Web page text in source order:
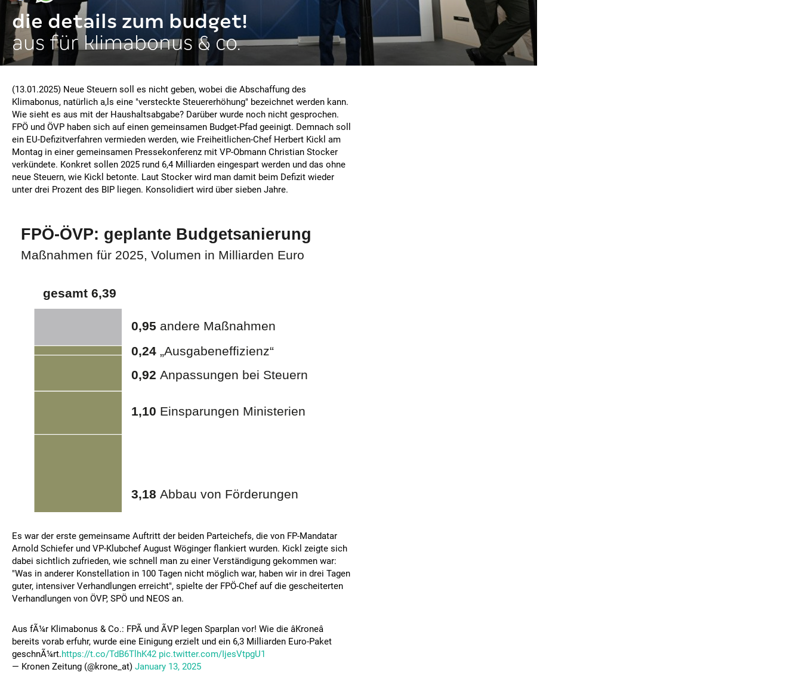
die details zum budget!
aus für klimabonus & co.
(13.01.2025) Neue Steuern soll es nicht geben, wobei die Abschaffung des
Klimabonus, natürlich a,ls eine "versteckte Steuererhöhung" bezeichnet werden kann.
Wie sieht es aus mit der Haushaltsabgabe? Darüber wurde noch nicht gesprochen.
FPÖ und ÖVP haben sich auf einen gemeinsamen Budget-Pfad geeinigt. Demnach soll
ein EU-Defizitverfahren vermieden werden, wie Freiheitlichen-Chef Herbert Kickl am
Montag in einer gemeinsamen Pressekonferenz mit VP-Obmann Christian Stocker
verkündete. Konkret sollen 2025 rund 6,4 Milliarden eingespart werden und das ohne
neue Steuern, wie Kickl betonte. Laut Stocker wird man damit beim Defizit wieder
unter drei Prozent des BIP liegen. Konsolidiert wird über sieben Jahre.
Es war der erste gemeinsame Auftritt der beiden Parteichefs, die von FP-Mandatar
Arnold Schiefer und VP-Klubchef August Wöginger flankiert wurden. Kickl zeigte sich
dabei sichtlich zufrieden, wie schnell man zu einer Verständigung gekommen war:
"Was in anderer Konstellation in 100 Tagen nicht möglich war, haben wir in drei Tagen
guter, intensiver Verhandlungen erreicht", spielte der FPÖ-Chef auf die gescheiterten
Verhandlungen von ÖVP, SPÖ und NEOS an.
Aus fÃ¼r Klimabonus & Co.: FPÃ und ÃVP legen Sparplan vor! Wie die âKroneâ
bereits vorab erfuhr, wurde eine Einigung erzielt und ein 6,3 Milliarden Euro-Paket
geschnÃ¼rt.https://t.co/TdB6TlhK42 pic.twitter.com/IjesVtpgU1
— Kronen Zeitung (@krone_at) January 13, 2025